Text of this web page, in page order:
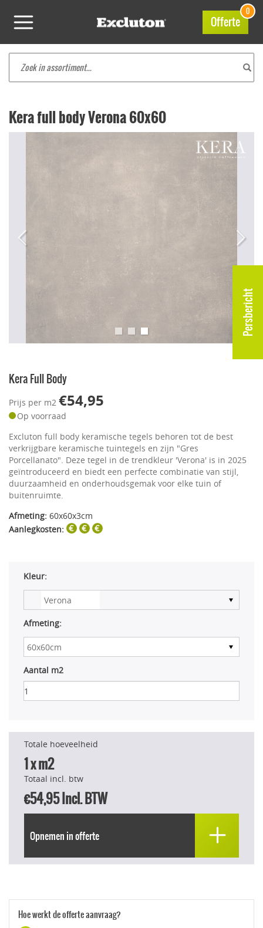
Persbericht
Offerte
0
Kera full body Verona 60x60
Kera Full Body
Prijs per m2 €54,95
Op voorraad
Excluton full body keramische tegels behoren tot de best
verkrijgbare keramische tuintegels en zijn "Gres
Porcellanato". Deze tegel in de trendkleur 'Verona' is in 2025
geïntroduceerd en biedt een perfecte combinatie van stijl,
duurzaamheid en onderhoudsgemak voor elke tuin of
buitenruimte.
Afmeting: 60x60x3cm
Aanlegkosten:
Kleur:
Afmeting:
Aantal m2
Totale hoeveelheid
1x m2
Totaal incl. btw
€54,95Incl. BTW
Opnemen in offerte
Hoe werkt de offerte aanvraag?